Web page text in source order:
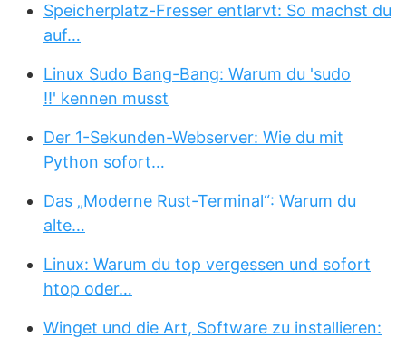
Speicherplatz-Fresser entlarvt: So machst du
auf…
Linux Sudo Bang-Bang: Warum du 'sudo
!!' kennen musst
Der 1-Sekunden-Webserver: Wie du mit
Python sofort…
Das „Moderne Rust-Terminal“: Warum du
alte…
Linux: Warum du top vergessen und sofort
htop oder…
Winget und die Art, Software zu installieren: